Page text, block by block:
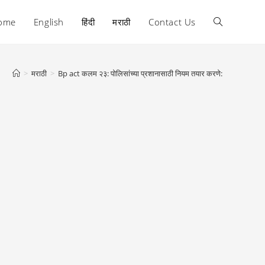
English हिंदी मराठी Contact Us Toggle
> मराठी > Bp act कलम २३: पोलिसांच्या प्रशानासाठी नियम तयार करणे: